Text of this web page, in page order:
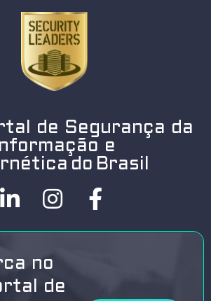
de Segurança da
Informação e
do Brasil
no
de